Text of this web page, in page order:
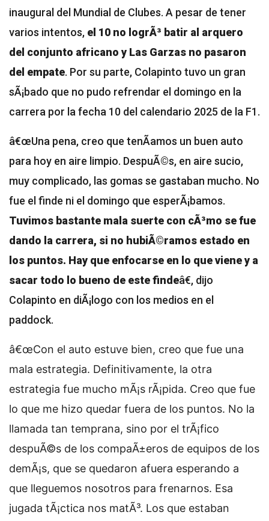
inaugural del Mundial de Clubes. A pesar de tener
varios intentos, el 10 no logrÃ³ batir al arquero
del conjunto africano y Las Garzas no pasaron
del empate. Por su parte, Colapinto tuvo un gran
sÃ¡bado que no pudo refrendar el domingo en la
carrera por la fecha 10 del calendario 2025 de la F1.
â€œUna pena, creo que tenÃ­amos un buen auto
para hoy en aire limpio. DespuÃ©s, en aire sucio,
muy complicado, las gomas se gastaban mucho. No
fue el finde ni el domingo que esperÃ¡bamos.
Tuvimos bastante mala suerte con cÃ³mo se fue
dando la carrera, si no hubiÃ©ramos estado en
los puntos. Hay que enfocarse en lo que viene y a
sacar todo lo bueno de este findeâ€, dijo
Colapinto en diÃ¡logo con los medios en el
paddock.
â€œCon el auto estuve bien, creo que fue una
mala estrategia. Definitivamente, la otra
estrategia fue mucho mÃ¡s rÃ¡pida. Creo que fue
lo que me hizo quedar fuera de los puntos. No la
llamada tan temprana, sino por el trÃ¡fico
despuÃ©s de los compaÃ±eros de equipos de los
demÃ¡s, que se quedaron afuera esperando a
que lleguemos nosotros para frenarnos. Esa
jugada tÃ¡ctica nos matÃ³. Los que estaban